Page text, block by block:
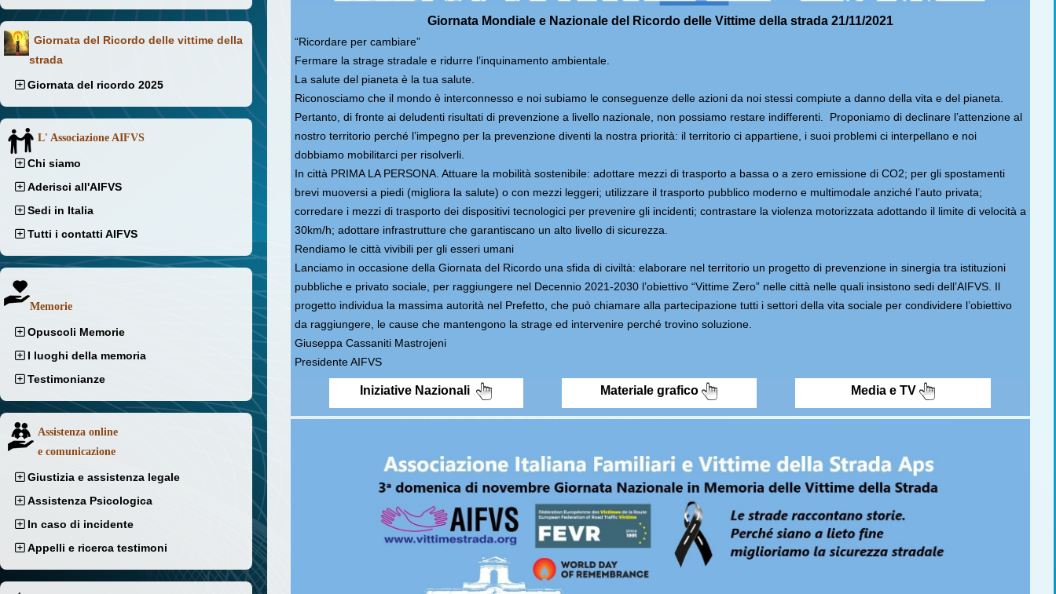
Giornata del Ricordo delle vittime della
strada
Giornata del ricordo 2025
L' Associazione AIFVS
Chi siamo
Aderisci all'AIFVS
Sedi in Italia
Tutti i contatti AIFVS
Memorie
Opuscoli Memorie
I luoghi della memoria
Testimonianze
Assistenza online
e comunicazione
Giustizia e assistenza legale
Assistenza Psicologica
In caso di incidente
Appelli e ricerca testimoni
Giornata Mondiale e Nazionale del Ricordo delle Vittime della strada 21/11/2021
“Ricordare per cambiare”
Fermare la strage stradale e ridurre l’inquinamento ambientale.
La salute del pianeta è la tua salute.
Riconosciamo che il mondo è interconnesso e noi subiamo le conseguenze delle azioni da noi stessi compiute a danno della vita e del pianeta.
Pertanto, di fronte ai deludenti risultati di prevenzione a livello nazionale, non possiamo restare indifferenti. Proponiamo di declinare l’attenzione al
nostro territorio perché l’impegno per la prevenzione diventi la nostra priorità: il territorio ci appartiene, i suoi problemi ci interpellano e noi
dobbiamo mobilitarci per risolverli.
In città PRIMA LA PERSONA. Attuare la mobilità sostenibile: adottare mezzi di trasporto a bassa o a zero emissione di CO2; per gli spostamenti
brevi muoversi a piedi (migliora la salute) o con mezzi leggeri; utilizzare il trasporto pubblico moderno e multimodale anziché l’auto privata;
corredare i mezzi di trasporto dei dispositivi tecnologici per prevenire gli incidenti; contrastare la violenza motorizzata adottando il limite di velocità a
30km/h; adottare infrastrutture che garantiscano un alto livello di sicurezza.
Rendiamo le città vivibili per gli esseri umani
Lanciamo in occasione della Giornata del Ricordo una sfida di civiltà: elaborare nel territorio un progetto di prevenzione in sinergia tra istituzioni
pubbliche e privato sociale, per raggiungere nel Decennio 2021-2030 l’obiettivo “Vittime Zero” nelle città nelle quali insistono sedi dell’AIFVS. Il
progetto individua la massima autorità nel Prefetto, che può chiamare alla partecipazione tutti i settori della vita sociale per condividere l’obiettivo
da raggiungere, le cause che mantengono la strage ed intervenire perché trovino soluzione.
Giuseppa Cassaniti Mastrojeni
Presidente AIFVS
Iniziative Nazionali Materiale grafico Media e TV